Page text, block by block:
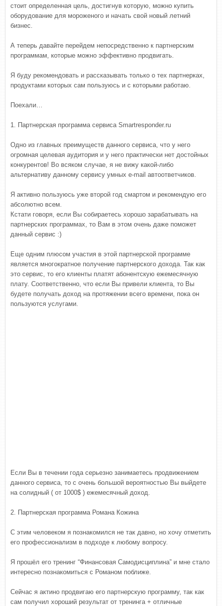
стоит определенная цель, достигнув которую, можно купить
оборудование для мороженого и начать свой новый летний
бизнес.
А теперь давайте перейдем непосредственно к партнерским
программам, которые можно эффективно продвигать.
Я буду рекомендовать и рассказывать только о тех партнерках,
продуктами которых сам пользуюсь и с которыми работаю.
Поехали…
1. Партнерская программа сервиса Smartresponder.ru
Одно из главных преимуществ данного сервиса, что у него
огромная целевая аудитория и у него практически нет достойных
конкурентов! Во всяком случае, я не вижу какой-либо
альтернативу данному сервису умных e-mail автоответчиков.
Я активно пользуюсь уже второй год смартом и рекомендую его
абсолютно всем.
Кстати говоря, если Вы собираетесь хорошо зарабатывать на
партнерских программах, то Вам в этом очень даже поможет
данный сервис :)
Еще одним плюсом участия в этой партнерской программе
является многократное получение партнерского дохода. Так как
это сервис, то его клиенты платят абонентскую ежемесячную
плату. Соответственно, что если Вы привели клиента, то Вы
будете получать доход на протяжении всего времени, пока он
пользуются услугами.
Если Вы в течении года серьезно занимаетесь продвижением
данного сервиса, то с очень большой вероятностью Вы выйдете
на солидный ( от 1000$ ) ежемесячный доход.
2. Партнерская программа Романа Кожина
С этим человеком я познакомился не так давно, но хочу отметить
его профессионализм в подходе к любому вопросу.
Я прошёл его тренинг “Финансовая Самодисциплина” и мне стало
интересно познакомиться с Романом поближе.
Сейчас я актино продвигаю его партнерскую программу, так как
сам получил хороший результат от тренинга + отличные